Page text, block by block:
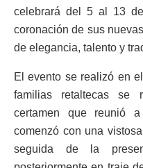
celebrará del 5 al 13
coronación de sus
de elegancia, talento y
El evento se realizó en
familias retaltecas se
certamen que reunió
comenzó con una
seguida de la